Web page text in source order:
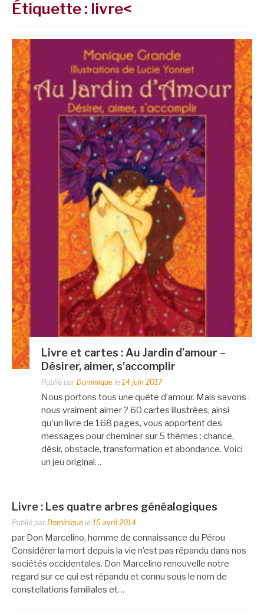
Étiquette : livre<
Livre et cartes : Au Jardin d’amour –
Désirer, aimer, s’accomplir
Publié par Dominique le 14 juin 2017
Nous portons tous une quête d’amour. Mais savons-
nous vraiment aimer ? 60 cartes illustrées, ainsi
qu'un livre de 168 pages, vous apportent des
messages pour cheminer sur 5 thèmes : chance,
désir, obstacle, transformation et abondance. Voici
un jeu original…
Livre : Les quatre arbres généalogiques
Publié par Dominique le 15 avril 2014
par Don Marcelino, homme de connaissance du Pérou
Considérer la mort depuis la vie n’est pas répandu dans nos
sociétés occidentales. Don Marcelino renouvelle notre
regard sur ce qui est répandu et connu sous le nom de
constellations familiales et…